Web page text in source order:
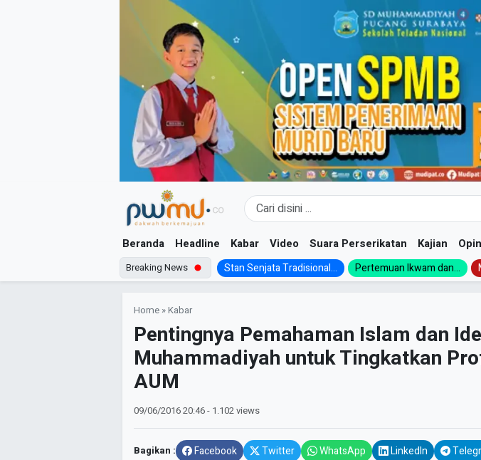
Beranda Headline Kabar Video Suara Perserikatan Kajian
Breaking News Stan Senjata Tradisional... Pertemuan Ikwam dan...
Home »Kabar
Pentingnya Pemahaman Islam dan
Muhammadiyah untuk Tingkatkan
AUM
09/06/201620:46- 1.102 views
Bagikan : Facebook Twitter WhatsApp LinkedIn